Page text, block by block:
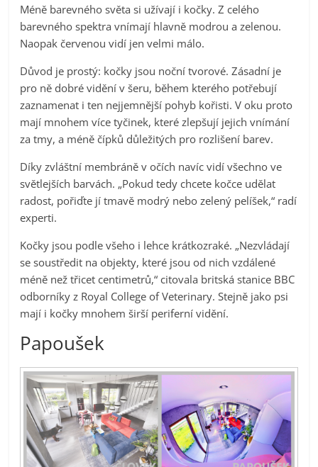
Méně barevného světa si užívají i kočky. Z celého
barevného spektra vnímají hlavně modrou a zelenou.
Naopak červenou vidí jen velmi málo.
Důvod je prostý: kočky jsou noční tvorové. Zásadní je
pro ně dobré vidění v šeru, během kterého potřebují
zaznamenat i ten nejjemnější pohyb kořisti. V oku proto
mají mnohem více tyčinek, které zlepšují jejich vnímání
za tmy, a méně čípků důležitých pro rozlišení barev.
Díky zvláštní membráně v očích navíc vidí všechno ve
světlejších barvách. „Pokud tedy chcete kočce udělat
radost, pořiďte jí tmavě modrý nebo zelený pelíšek,“ radí
experti.
Kočky jsou podle všeho i lehce krátkozraké. „Nezvládají
se soustředit na objekty, které jsou od nich vzdálené
méně než třicet centimetrů,“ citovala britská stanice BBC
odborníky z Royal College of Veterinary. Stejně jako psi
mají i kočky mnohem širší periferní vidění.
Papoušek